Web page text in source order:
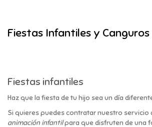
Fiestas Infantiles y
Fiestas infantiles
Haz que la fiesta de tu hijo sea un día
Si quieres puedes contratar nuestro servicio
animación infantilpara que disfruten de una